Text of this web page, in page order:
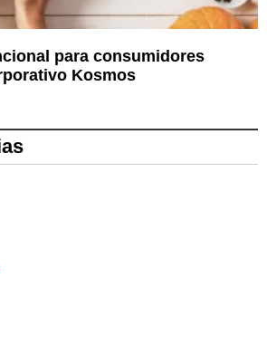
para consumidores
Kosmos